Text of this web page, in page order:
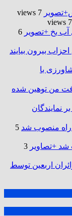
7 views
7 views
یخ +تصویر 6
بیرون بیایند
کشاورزی با
من توهین شده
نمایندگان
راه منصوب شد 5
+تصاویر 3
به زائران اربعین توسط